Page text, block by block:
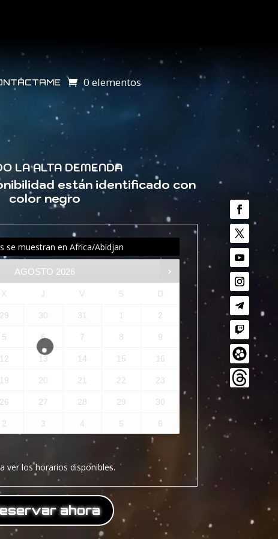
0 elementos
LA ALTA DEMENDA
están identificado con
color negro
se muestran enAfrica/Abidjan
AGOSTO 2026
X J V S D
29 30 31 1 2
5 6 7 8 9
12 13 14 15 16
19 20 21 22 23
26 27 28 29 30
2 3 4 5 6
ver los horarios disponibles.
ahora